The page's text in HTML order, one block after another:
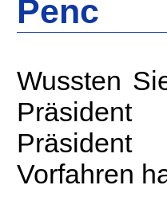
Penc
Wussten
Vorfahren